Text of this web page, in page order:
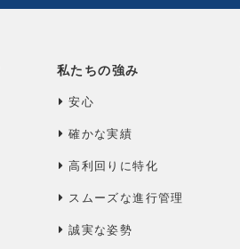
私たちの強み
安心
確かな実績
高利回りに特化
スムーズな進行管理
誠実な姿勢